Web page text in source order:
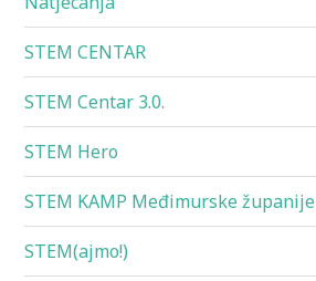
STEM CENTAR
STEM Centar 3.0.
STEM Hero
STEM KAMP Međimurske županije
STEM(ajmo!)